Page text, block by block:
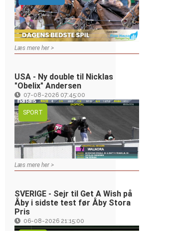
Læs mere her >
USA - Ny double til Nicklas
"Obelix" Andersen
07-08-2026 07:45:00
SPORT
Læs mere her >
SVERIGE - Sejr til Get A Wish på
Åby i sidste test før Åby Stora
Pris
06-08-2026 21:15:00